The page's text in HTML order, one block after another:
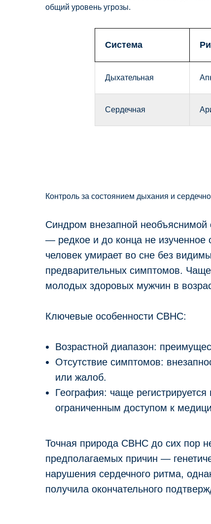
общий уровень угрозы.
Система
Дыхательная
Сердечная
Контроль за состоянием дыхания и
Синдром внезапной
— редкое и до конца не изученное
человек умирает во сне без
предварительных симптомов. Чаще
молодых здоровых мужчин в
Ключевые особенности СВНС:
Возрастной диапазон:
Отсутствие симптомов:
или жалоб.
География: чаще регистрируется
ограниченным доступом к
Точная природа СВНС до сих пор
предполагаемых причин —
нарушения сердечного ритма,
получила окончательного